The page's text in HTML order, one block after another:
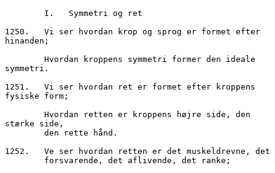
        I.   Symmetri og ret
1250.	Vi ser hvordan krop og sprog er formet efter
hinanden;
symmetri.
1251.	Vi ser hvordan ret er formet efter kroppens
fysiske form;
stærke side,
        den rette hånd.
        forsvarende, det aflivende, det ranke;